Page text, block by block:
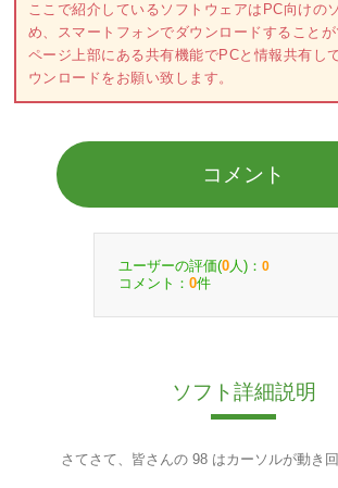
ここで紹介しているソフトウェアはPC向けの
め、スマートフォンでダウンロードすることが
ページ上部にある共有機能でPCと情報共有し
ウンロードをお願い致します。
コメント
ユーザーの評価(0 人)： 0
コメント： 0件
ソフト詳細説明
さてさて、皆さんの 98 はカーソルが動き